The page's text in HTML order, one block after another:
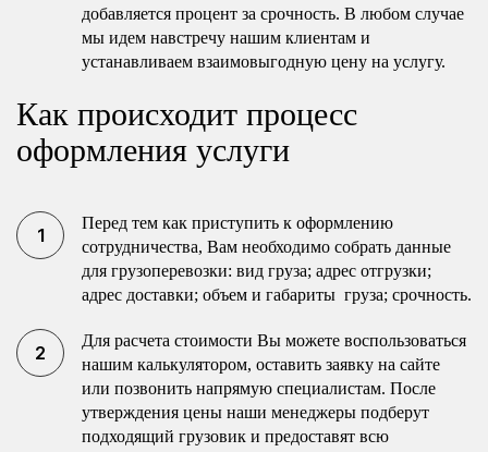
добавляется процент за срочность. В любом случае
мы идем навстречу нашим клиентам и
устанавливаем взаимовыгодную цену на услугу.
Как происходит процесс
оформления услуги
Перед тем как приступить к оформлению
сотрудничества, Вам необходимо собрать данные
для грузоперевозки: вид груза; адрес отгрузки;
адрес доставки; объем и габариты груза; срочность.
Для расчета стоимости Вы можете воспользоваться
нашим калькулятором, оставить заявку на сайте
или позвонить напрямую специалистам. После
утверждения цены наши менеджеры подберут
подходящий грузовик и предоставят всю